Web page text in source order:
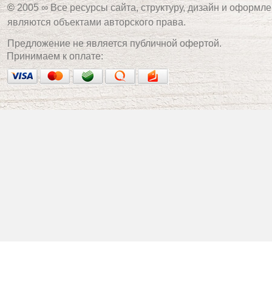
©2005 ∞ Все ресурсы сайта, структуру, дизайн и
являются объектами авторского права.
Принимаем к оплате:
Предложение не является публичной офертой.